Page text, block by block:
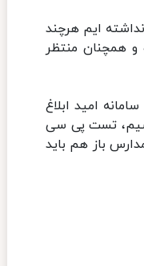
ایم هرچند
همچنان منتظر
امید ابلاغ
تست پی سی
باز هم باید